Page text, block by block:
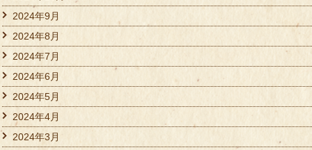
2024年9月
2024年8月
2024年7月
2024年6月
2024年5月
2024年4月
2024年3月